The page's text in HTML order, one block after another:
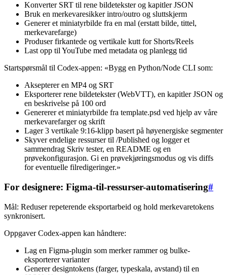
Konverter SRT til rene bildetekster og kapitler JSON
Bruk en merkevaresikker intro/outro og sluttskjerm
Generer et miniatyrbilde fra en mal (erstatt bilde, tittel,
merkevarefarge)
Produser firkantede og vertikale kutt for Shorts/Reels
Last opp til YouTube med metadata og planlegg tid
Startspørsmål til Codex-appen: «Bygg en Python/Node CLI som:
Aksepterer en MP4 og SRT
Eksporterer rene bildetekster (WebVTT), en kapitler JSON og
en beskrivelse på 100 ord
Genererer et miniatyrbilde fra template.psd ved hjelp av våre
merkevarefarger og skrift
Lager 3 vertikale 9:16-klipp basert på høyenergiske segmenter
Skyver endelige ressurser til /Published og logger et
sammendrag Skriv tester, en README og en
prøvekonfigurasjon. Gi en prøvekjøringsmodus og vis diffs
for eventuelle filredigeringer.»
For designere: Figma-til-ressurser-automatisering#
Mål: Reduser repeterende eksportarbeid og hold merkevaretokens
synkronisert.
Oppgaver Codex-appen kan håndtere:
Lag en Figma-plugin som merker rammer og bulke-
eksporterer varianter
Generer designtokens (farger, typeskala, avstand) til en